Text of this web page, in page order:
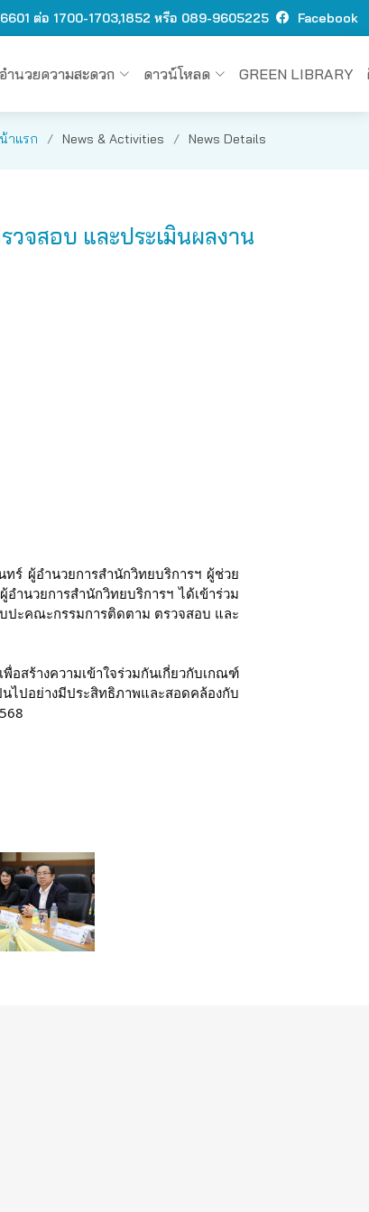
ต่อ 1700-1703,1852 หรือ 089-9605225 Facebook
ำนวยความสะดวก ดาวน์โหลด GREEN LIBRARY
าแรก News & Activities News Details
จสอบ และประเมินผลงาน
ร์ ผู้อำนวยการสำนักวิทยบริการฯ ผู้ช่วย
นวยการสำนักวิทยบริการฯ ได้เข้าร่วม
ปะคณะกรรมการติดตาม ตรวจสอบ และ
สร้างความเข้าใจร่วมกันเกี่ยวกับเกณฑ์
ปอย่างมีประสิทธิภาพและสอดคล้องกับ